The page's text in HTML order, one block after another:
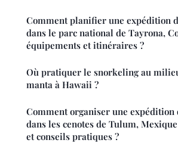
Comment planifier une expédition
dans le parc national de Tayrona,
équipements et itinéraires ?
Où pratiquer le snorkeling au
manta à Hawaii ?
Comment organiser une expédition
dans les cenotes de Tulum,
et conseils pratiques ?